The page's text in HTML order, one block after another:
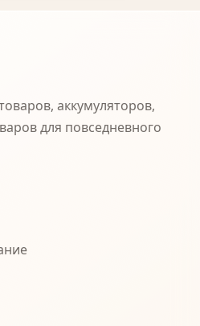
аккумуляторов,
для повседневного